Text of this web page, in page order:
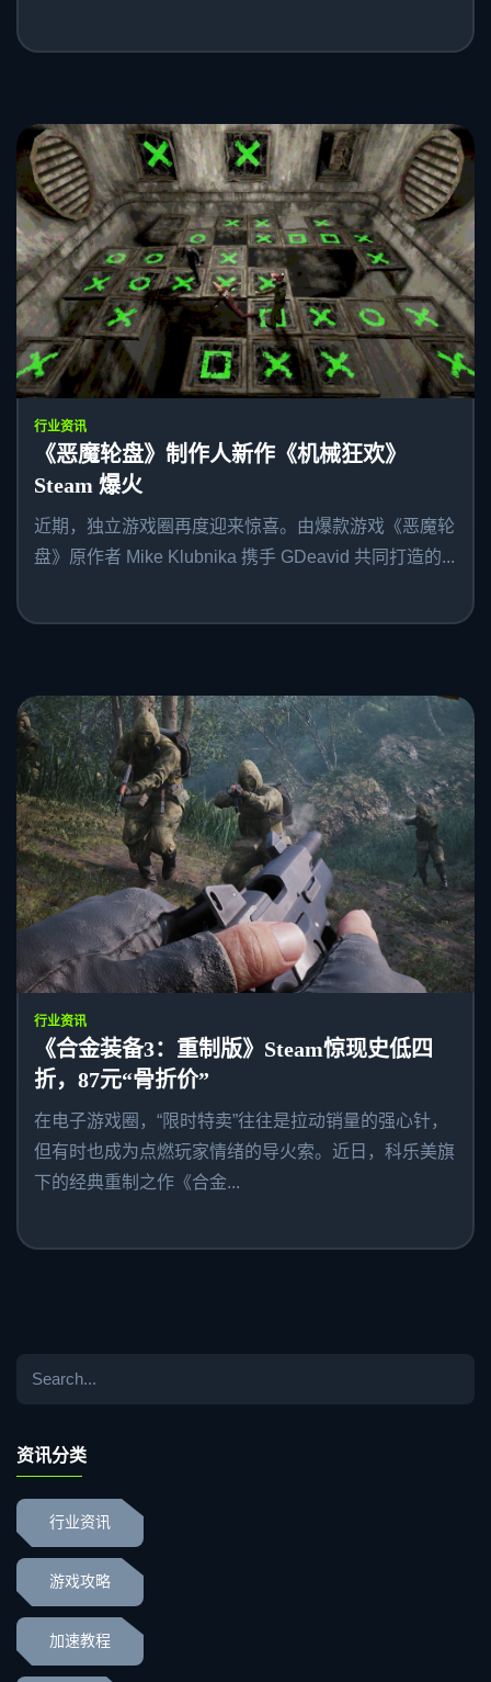
行业资讯
《恶魔轮盘》制作人新作《机械狂欢》
Steam 爆火
近期，独立游戏圈再度迎来惊喜。由爆款游戏《恶魔轮
盘》原作者 Mike Klubnika 携手 GDeavid 共同打造的...
行业资讯
《合金装备3：重制版》Steam惊现史低四
折，87元“骨折价”
在电子游戏圈，“限时特卖”往往是拉动销量的强心针，
但有时也成为点燃玩家情绪的导火索。近日，科乐美旗
下的经典重制之作《合金...
资讯分类
行业资讯
游戏攻略
加速教程